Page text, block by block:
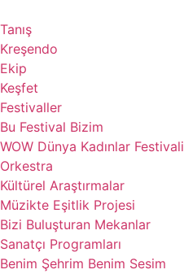
Tanış
Kreşendo
Ekip
Keşfet
Festivaller
Bu Festival Bizim
WOW Dünya Kadınlar Festivali
Orkestra
Kültürel Araştırmalar
Müzikte Eşitlik Projesi
Bizi Buluşturan Mekanlar
Sanatçı Programları
Benim Şehrim Benim Sesim